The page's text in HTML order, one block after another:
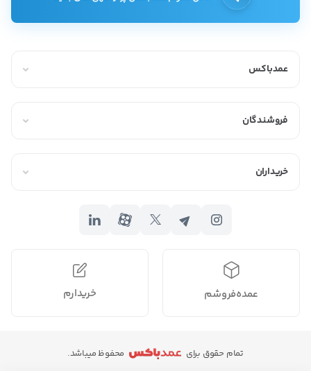
عمدباکس
فروشندگان
خریداران
عمده‌فروشم خریدارم
تمام حقوق برای محفوظ میباشد.